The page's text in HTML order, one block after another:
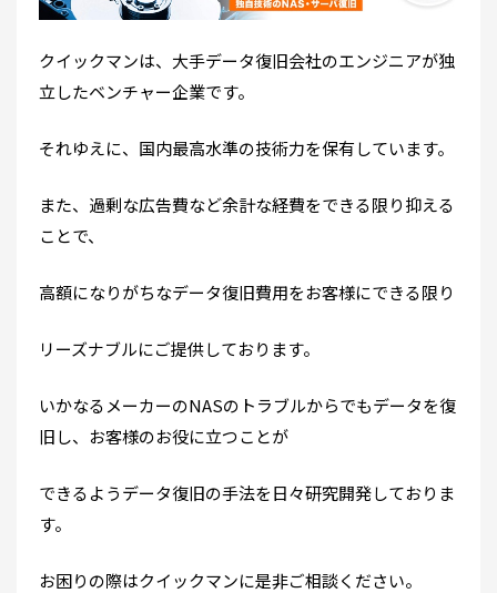
クイックマンは、大手データ復旧会社のエンジニアが独
立したベンチャー企業です。
それゆえに、国内最高水準の技術力を保有しています。
また、過剰な広告費など余計な経費をできる限り抑える
ことで、
高額になりがちなデータ復旧費用をお客様にできる限り
リーズナブルにご提供しております。
いかなるメーカーのNASのトラブルからでもデータを復
旧し、お客様のお役に立つことが
できるようデータ復旧の手法を日々研究開発しておりま
す。
お困りの際はクイックマンに是非ご相談ください。